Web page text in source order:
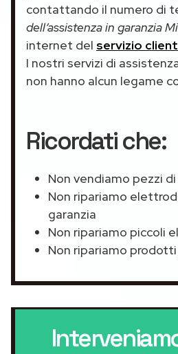
contattando il numero di
dell’assistenza in garanzia
internet del servizio
I nostri servizi di
non hanno alcun legame
Ricordati che:
Non vendiamo pezzi
Non ripariamo
garanzia
Non ripariamo piccoli
Non ripariamo